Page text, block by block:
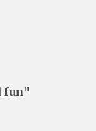
fun"